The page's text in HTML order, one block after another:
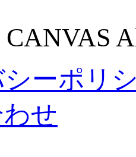
ーポリ
せ